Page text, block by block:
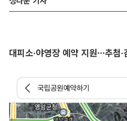
대피소·야영장 예약 지원…추첨